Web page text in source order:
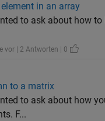
in an array
to ask about how
vor | 2 Antworten | 0
to a matrix
to ask about how
F...